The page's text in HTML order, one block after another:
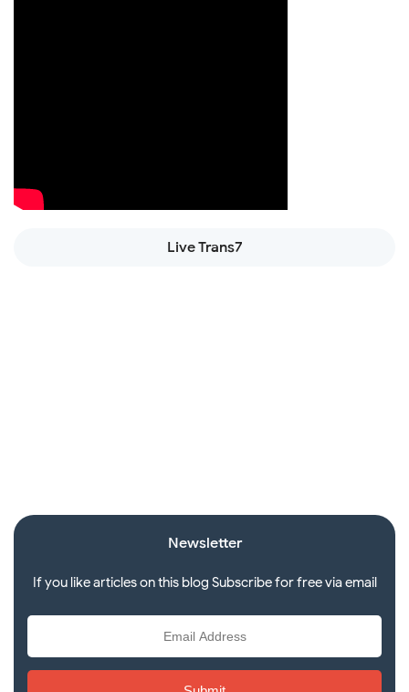
Live Trans7
Newsletter
If you like articles on this blog Subscribe for free via email